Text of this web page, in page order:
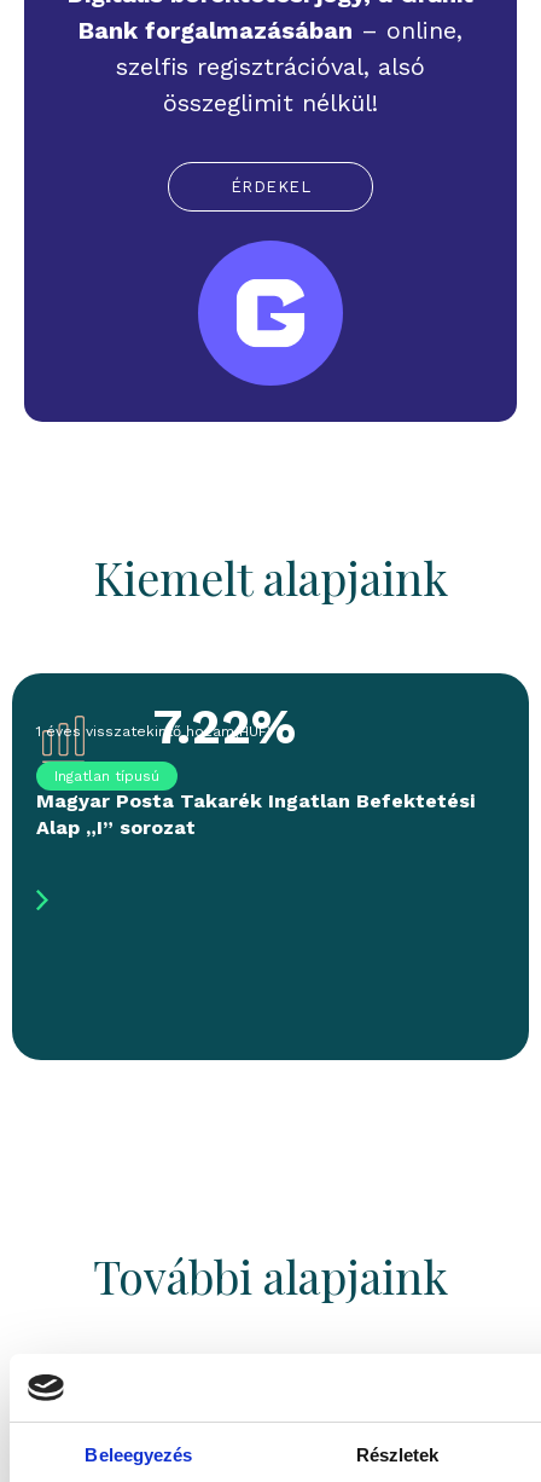
Beleegyezés Részletek
Bank forgalmazásában – online,
szelfis regisztrációval, alsó
összeglimit nélkül!
ÉRDEKEL
Kiemelt alapjaink
7.22%
1 éves visszatekintő hozam(HUF)
Ingatlan típusú
Magyar Posta Takarék Ingatlan Befektetési
Alap „I” sorozat
További alapjaink